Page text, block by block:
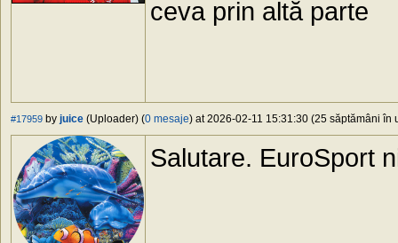
ceva prin altă parte
#17959 by juice (Uploader) (0 mesaje) at 2026-02-11 15:31:30 (25 săptămâni în
Salutare. EuroSport